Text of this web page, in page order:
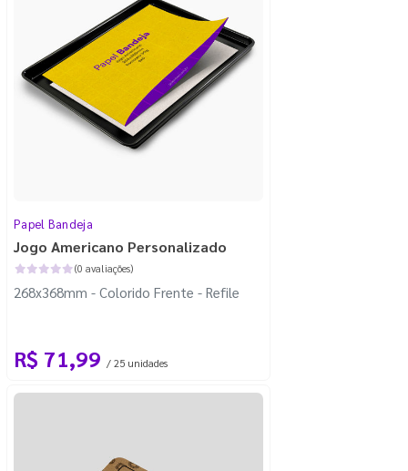
Papel Bandeja
Jogo Americano Personalizado
(0 avaliações)
268x368mm - Colorido Frente - Refile
R$ 71,99 / 25 unidades